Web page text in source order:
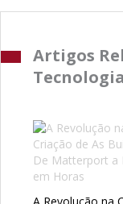
Artigos
Tecnologia